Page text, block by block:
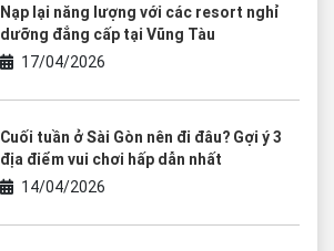
Nạp lại năng lượng với các resort nghỉ
dưỡng đẳng cấp tại Vũng Tàu
17/04/2026
Cuối tuần ở Sài Gòn nên đi đâu? Gợi ý 3
địa điểm vui chơi hấp dẫn nhất
14/04/2026